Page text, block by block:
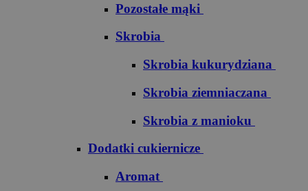
Pozostałe mąki
Skrobia
Skrobia kukurydziana
Skrobia ziemniaczana
Skrobia z manioku
Dodatki cukiernicze
Aromat